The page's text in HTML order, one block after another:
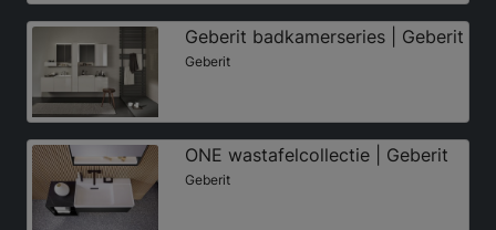
Geberit badkamerseries | Geberit
Geberit
ONE wastafelcollectie | Geberit
Geberit